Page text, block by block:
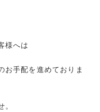
様へは
お手配を進めておりま
。